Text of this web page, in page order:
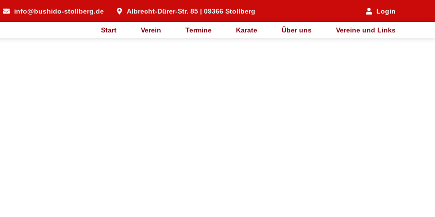
info@bushido-stollberg.de Albrecht-Dürer-Str. 85 | 09366 Stollberg Login
Start Verein Termine Karate Über uns Vereine und Links